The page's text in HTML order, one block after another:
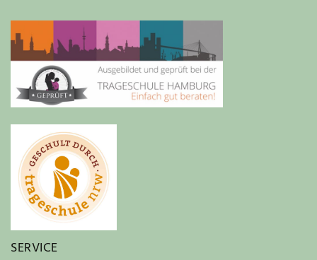
SERVICE